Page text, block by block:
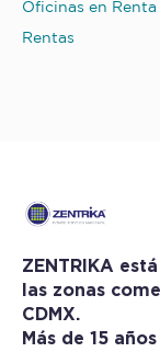
Oficinas en Renta
Rentas
ZENTRIKA
las zonas
CDMX.
Más de 15